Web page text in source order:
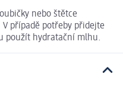
nebo štětce
případě potřeby přidejte
použít hydratační mlhu.